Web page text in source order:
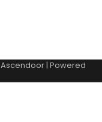
Ascendoor| Powered